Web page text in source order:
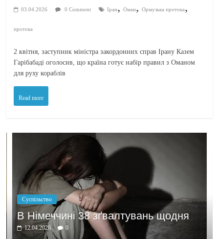
03.04.2026 0 Comment Іран,Оман,Ормузька протока,
протока
2 квітня, заступник міністра закордонних справ Ірану Казем
Гарібабаді оголосив, що країна готує набір правил з Оманом
для руху кораблів
Read more
38 зґвалтувань щодня
Бажання